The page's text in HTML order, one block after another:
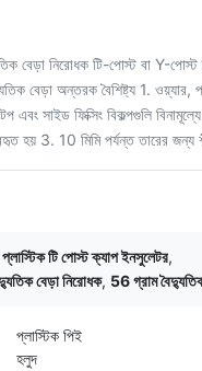
বেড়া নিরোধক টি-পোস্ট বা Y-পোস্ট
বেড়া অন্তরক বৈশিষ্ট্য 1. ওয়্যার,
এবং সাইড ফিক্সিং বিকল্পগুলি
হয় 3. 10 মিমি পর্যন্ত তারের জন্য
প্লাস্টিক টি পোস্ট ক্যাপ ইনসুলেটর,
বেড়া নিরোধক, 56 গ্রাম
প্লাস্টিক পিই
হলুদ